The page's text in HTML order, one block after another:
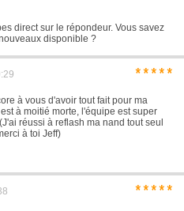
direct sur le répondeur. Vous savez
disponible ?
*****
à vous d'avoir tout fait pour ma
à moitié morte, l'équipe est super
réussi à reflash ma nand tout seul
à toi Jeff)
*****